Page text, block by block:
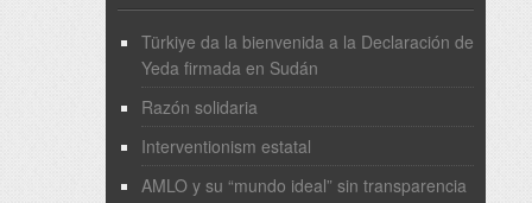
Türkiye da la bienvenida a la Declaración de
Yeda firmada en Sudán
Razón solidaria
Interventionism estatal
AMLO y su “mundo ideal” sin transparencia